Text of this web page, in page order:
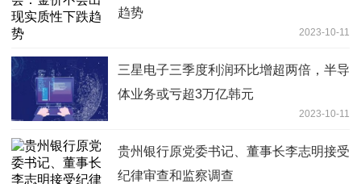
趋势
2023-10-11
三星电子三季度利润环比增超两倍，半导
体业务或亏超3万亿韩元
2023-10-11
贵州银行原党委书记、董事长李志明接受
纪律审查和监察调查